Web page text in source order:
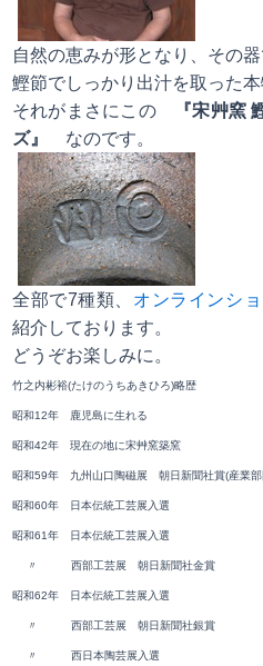
自然の恵みが形となり、その
鰹節でしっかり出汁を取った
それがまさにこの
『宋艸窯
ズ』
なのです。
全部で7種類、 オンラインシ
紹介しております。
どうぞお楽しみに。
竹之内彬裕(たけのうちあきひろ)略歴
昭和12年 鹿児島に生れる
昭和42年 現在の地に宋艸窯築窯
昭和59年 九州山口陶磁展 朝日新聞社賞(産業部
昭和60年 日本伝統工芸展入選
昭和61年 日本伝統工芸展入選
〃 西部工芸展 朝日新聞社金賞
昭和62年 日本伝統工芸展入選
〃 西部工芸展 朝日新聞社銀賞
〃 西日本陶芸展入選